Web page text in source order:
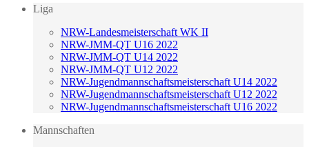
Liga
NRW-Landesmeisterschaft WK II
NRW-JMM-QT U16 2022
NRW-JMM-QT U14 2022
NRW-JMM-QT U12 2022
NRW-Jugendmannschaftsmeisterschaft U14 2022
NRW-Jugendmannschaftsmeisterschaft U12 2022
NRW-Jugendmannschaftsmeisterschaft U16 2022
Mannschaften